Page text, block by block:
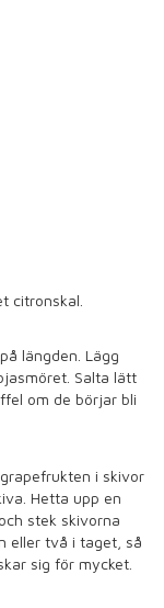
citronskal.
längden. Lägg
Salta lätt
om de börjar bli
i skivor
Hetta upp en
stek skivorna
eller två i taget, så
sig för mycket.